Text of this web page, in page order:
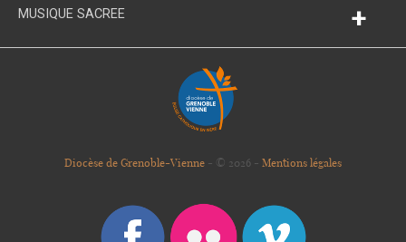
MUSIQUE SACREE +
Diocèse de Grenoble-Vienne - © 2026 - Mentions légales